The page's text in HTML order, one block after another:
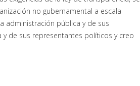
no gubernamental a escala
administración pública y de sus
de sus representantes políticos y creo